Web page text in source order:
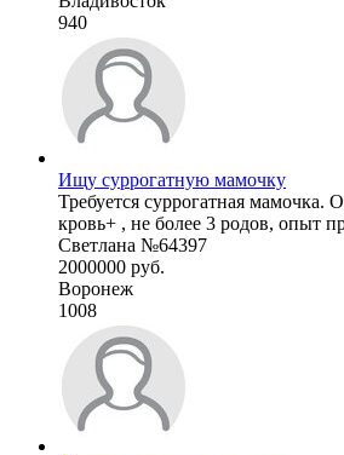
940
Ищу суррогатную мамочку
Требуется суррогатная мамочка.
кровь+ , не более 3 родов, опыт
Светлана №64397
2000000 руб.
Воронеж
1008